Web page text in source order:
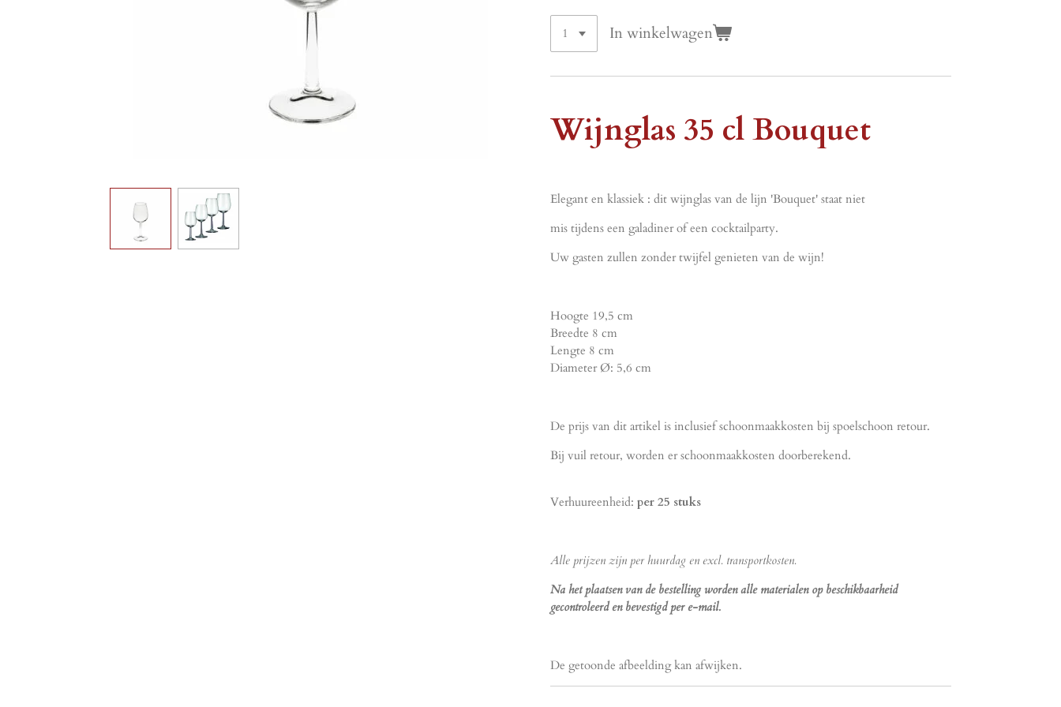
In winkelwagen
Wijnglas 35 cl Bouquet
Elegant en klassiek : dit wijnglas van de lijn 'Bouquet' staat niet
mis tijdens een galadiner of een cocktailparty.
Uw gasten zullen zonder twijfel genieten van de wijn!
Hoogte 19,5 cm
Breedte 8 cm
Lengte 8 cm
Diameter Ø: 5,6 cm
De prijs van dit artikel is inclusief schoonmaakkosten bij spoelschoon retour.
Bij vuil retour, worden er schoonmaakkosten doorberekend.
Verhuureenheid: per 25 stuks
Alle prijzen zijn per huurdag en excl. transportkosten.
Na het plaatsen van de bestelling worden alle materialen op beschikbaarheid
gecontroleerd en bevestigd per e-mail.
De getoonde afbeelding kan afwijken.